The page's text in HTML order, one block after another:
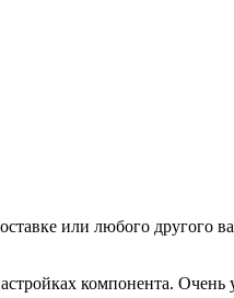
или любого другого
компонента. Очень